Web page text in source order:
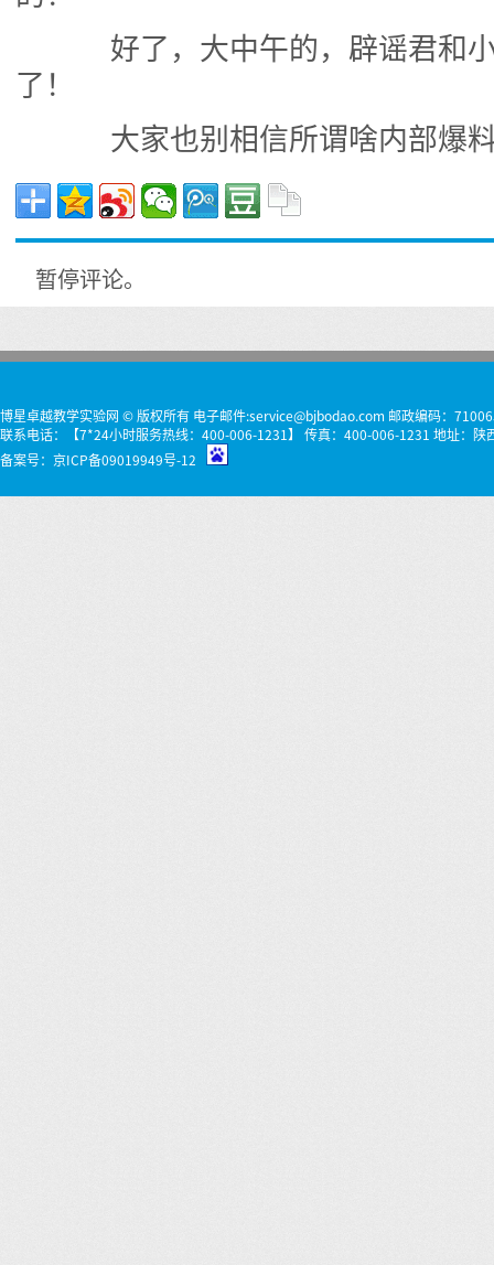
好了，大中午的，辟谣君和小
了！
大家也别相信所谓啥内部爆
暂停评论。
博星卓越教学实验网 © 版权所有 电子邮件:service@bjbodao.com 邮政编码：
联系电话：【7*24小时服务热线：400-006-1231】 传真：400-006-1231 地址：陕
备案号： 京ICP备09019949号-12